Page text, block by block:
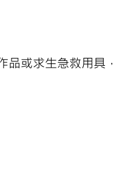
品或求生急救用具